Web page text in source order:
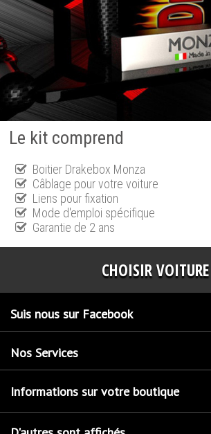
Le kit comprend
Boitier Drakebox Monza
Câblage pour votre voiture
Liens pour fixation
Mode d'emploi spécifique
Garantie de 2 ans
CHOISIR VOITURE
Suis nous sur Facebook
Nos Services
Informations sur votre boutique